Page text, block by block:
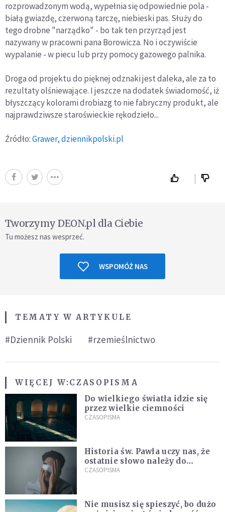
rozprowadzonym wodą, wypełnia się odpowiednie pola -
białą gwiazdę, czerwoną tarczę, niebieski pas. Służy do
tego drobne "narządko" - bo tak ten przyrząd jest
nazywany w pracowni pana Borowicza. No i oczywiście
wypalanie - w piecu lub przy pomocy gazowego palnika.
Droga od projektu do pięknej odznaki jest daleka, ale za to
rezultaty olśniewające. I jeszcze na dodatek świadomość, iż
błyszczący kolorami drobiazg to nie fabryczny produkt, ale
najprawdziwsze staroświeckie rękodzieło...
Źródło:Grawer,dziennikpolski.pl
Tworzymy DEON.pl dla Ciebie
Tu możesz nas wesprzeć.
WSPOMÓŻ NAS
TEMATY W ARTYKULE
#Dziennik Polski #rzemieślnictwo
WIĘCEJ W:CZASOPISMA
Do wielkiego światła idzie się
przez wielkie ciemności
CZASOPISMA
Historia św. Pawła uczy nas, że
ostatnie słowo należy do
światła, a nie do ciemności
CZASOPISMA
Nie musisz się spieszyć, bo dużo